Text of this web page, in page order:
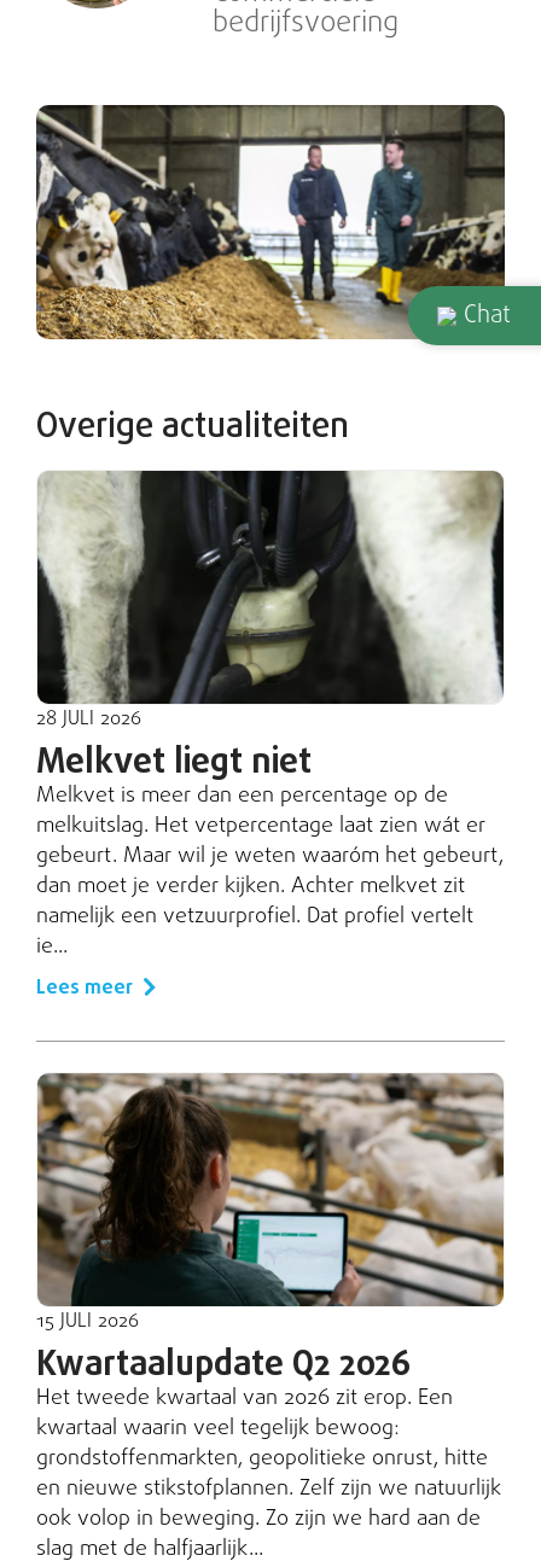
bedrijfsvoering
Overige actualiteiten
28 JULI 2026
Melkvet liegt niet
Melkvet is meer dan een percentage op de
melkuitslag. Het vetpercentage laat zien wát er
gebeurt. Maar wil je weten waaróm het gebeurt,
dan moet je verder kijken. Achter melkvet zit
namelijk een vetzuurprofiel. Dat profiel vertelt
ie...
Lees meer
15 JULI 2026
Kwartaalupdate Q2 2026
Het tweede kwartaal van 2026 zit erop. Een
kwartaal waarin veel tegelijk bewoog:
grondstoffenmarkten, geopolitieke onrust, hitte
en nieuwe stikstofplannen. Zelf zijn we natuurlijk
ook volop in beweging. Zo zijn we hard aan de
slag met de halfjaarlijk...
Chat